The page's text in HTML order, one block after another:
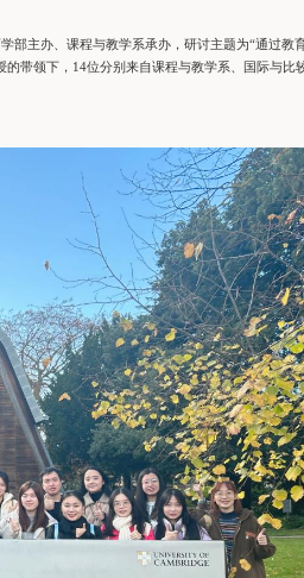
主办、课程与教学系承办，研讨主题为“通过教
带领下，14位分别来自课程与教学系、国际与